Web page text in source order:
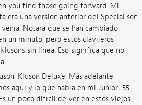
you find those going forward. Mi
era una versión anterior del Special son
Notará que se han cambiado.
un minuto, pero estos clavijeros
sin línea. Eso significa que no
Kluson Deluxe. Más adelante
aquí y lo que había en mi Junior '55 ,
un poco difícil de ver en estos viejos